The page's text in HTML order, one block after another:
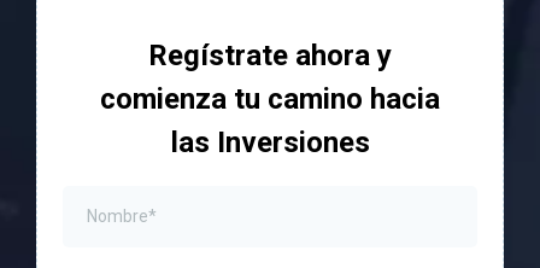
Regístrate ahora y
comienza tu camino hacia
las Inversiones